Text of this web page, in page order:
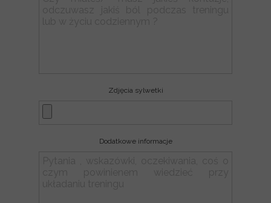
Zdjęcia sylwetki
Dodatkowe informacje